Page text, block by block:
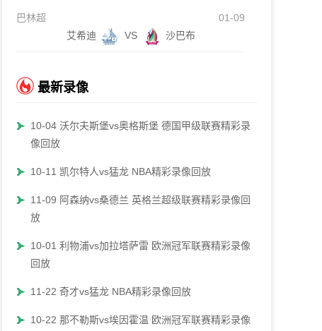
巴林超
01-09
艾希迪
VS 沙巴布
最新录像
10-04 沃尔夫斯堡vs奥格斯堡 德国甲级联赛精彩录
像回放
10-11 凯尔特人vs猛龙 NBA精彩录像回放
11-09 阿森纳vs桑德兰 英格兰超级联赛精彩录像回
放
10-01 利物浦vs加拉塔萨雷 欧洲冠军联赛精彩录像
回放
11-22 奇才vs猛龙 NBA精彩录像回放
10-22 那不勒斯vs埃因霍温 欧洲冠军联赛精彩录像